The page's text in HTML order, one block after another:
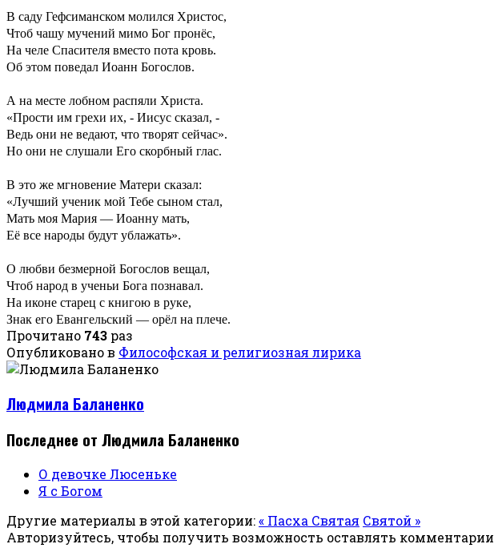
В саду Гефсиманском молился Христос,
Чтоб чашу мучений мимо Бог пронёс,
На челе Спасителя вместо пота кровь.
Об этом поведал Иоанн Богослов.
А на месте лобном распяли Христа.
«Прости им грехи их, - Иисус сказал, -
Ведь они не ведают, что творят сейчас».
Но они не слушали Его скорбный глас.
В это же мгновение Матери сказал:
«Лучший ученик мой Тебе сыном стал,
Мать моя Мария — Иоанну мать,
Её все народы будут ублажать».
О любви безмерной Богослов вещал,
Чтоб народ в ученьи Бога познавал.
На иконе старец с книгою в руке,
Знак его Евангельский — орёл на плече.
Прочитано 743 раз
Опубликовано в Философская и религиозная лирика
Людмила Баланенко
Последнее от Людмила Баланенко
О девочке Люсеньке
Я с Богом
Другие материалы в этой категории:« Пасха Святая Святой »
Авторизуйтесь, чтобы получить возможность оставлять комментарии